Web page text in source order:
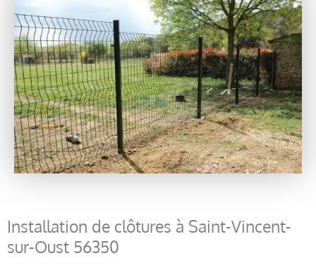
Installation de clôtures à Saint-Vincent-
sur-Oust 56350